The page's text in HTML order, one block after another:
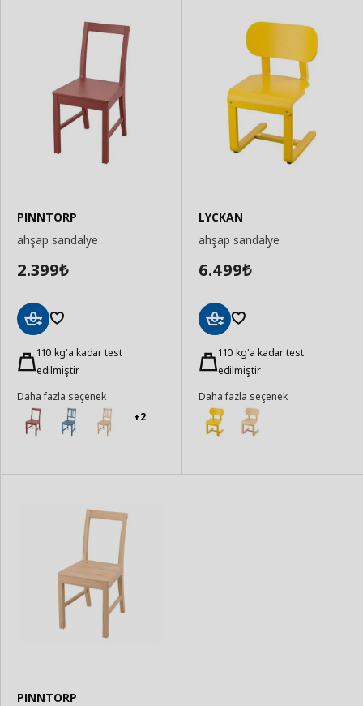
PINNTORP
ahşap sandalye
2.399₺
Ekle 110 kg'a kadar test
edilmiştir
Daha fazla seçenek
+2
LYCKAN
ahşap sandalye
6.499₺
Ekle 110 kg'a kadar test
edilmiştir
Daha fazla seçenek
PINNTORP